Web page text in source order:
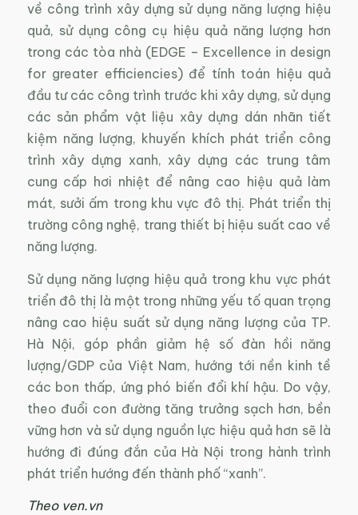
về công trình xây dựng sử dụng năng lượng hiệu
quả, sử dụng công cụ hiệu quả năng lượng hơn
trong các tòa nhà (EDGE – Excellence in design
for greater efficiencies) để tính toán hiệu quả
đầu tư các công trình trước khi xây dựng, sử dụng
các sản phẩm vật liệu xây dựng dán nhãn tiết
kiệm năng lượng, khuyến khích phát triển công
trình xây dựng xanh, xây dựng các trung tâm
cung cấp hơi nhiệt để nâng cao hiệu quả làm
mát, sưởi ấm trong khu vực đô thị. Phát triển thị
trường công nghệ, trang thiết bị hiệu suất cao về
năng lượng.
Sử dụng năng lượng hiệu quả trong khu vực phát
triển đô thị là một trong những yếu tố quan trọng
nâng cao hiệu suất sử dụng năng lượng của TP.
Hà Nội, góp phần giảm hệ số đàn hồi năng
lượng/GDP của Việt Nam, hướng tới nền kinh tề
các bon thấp, ứng phó biến đổi khí hậu. Do vậy,
theo đuổi con đường tăng trưởng sạch hơn, bền
vững hơn và sử dụng nguồn lực hiệu quả hơn sẽ là
hướng đi đúng đắn của Hà Nội trong hành trình
phát triển hướng đến thành phố “xanh”.
Theo ven.vn